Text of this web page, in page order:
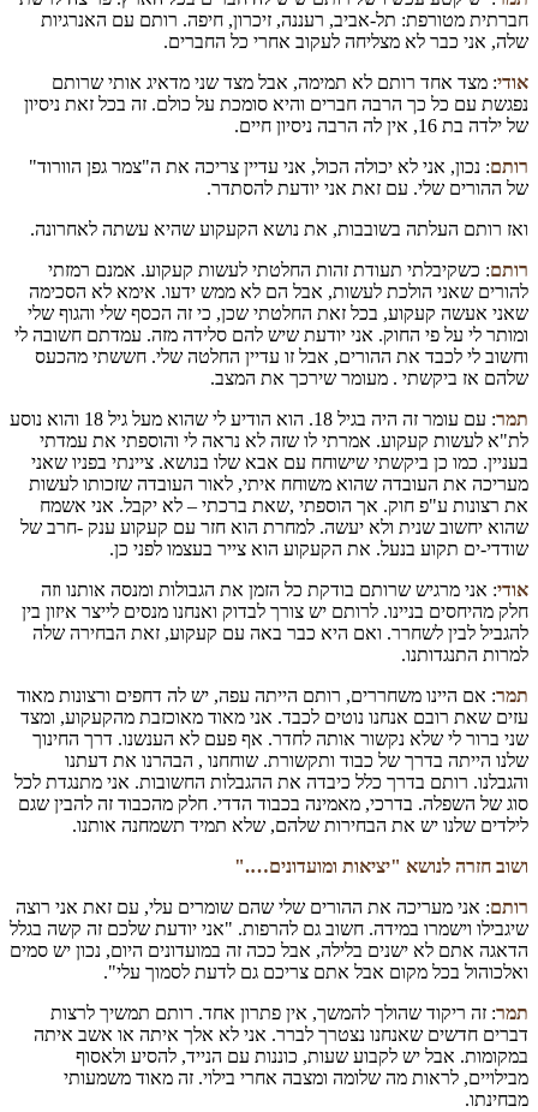
חברתית מטורפת: תל-אביב, רעננה, זיכרון, חיפה. רותם עם האנרגיות
שלה, אני כבר לא מצליחה לעקוב אחרי כל החברים.
אודי: מצד אחד רותם לא תמימה, אבל מצד שני מדאיג אותי שרותם
נפגשת עם כל כך הרבה חברים והיא סומכת על כולם. זה בכל זאת ניסיון
של ילדה בת 16, אין לה הרבה ניסיון חיים.
רותם: נכון, אני לא יכולה הכול, אני עדיין צריכה את ה"צמר גפן הוורוד"
של ההורים שלי. עם זאת אני יודעת להסתדר.
ואז רותם העלתה בשובבות, את נושא הקעקוע שהיא עשתה לאחרונה.
רותם: כשקיבלתי תעודת זהות החלטתי לעשות קעקוע. אמנם רמזתי
להורים שאני הולכת לעשות, אבל הם לא ממש ידעו. אימא לא הסכימה
שאני אעשה קעקוע, בכל זאת החלטתי שכן, כי זה הכסף שלי והגוף שלי
ומותר לי על פי החוק. אני יודעת שיש להם סלידה מזה. עמדתם חשובה לי
וחשוב לי לכבד את ההורים, אבל זו עדיין החלטה שלי. חששתי מהכעס
שלהם אז ביקשתי . מעומר שירכך את המצב.
תמר
: עם עומר זה היה בגיל 18. הוא הודיע לי שהוא מעל גיל 18 והוא נוסע
לת"א לעשות קעקוע. אמרתי לו שזה לא נראה לי והוספתי את עמדתי
בעניין. כמו כן ביקשתי שישוחח עם אבא שלו בנושא. ציינתי בפניו שאני
מעריכה את העובדה שהוא משוחח איתי, לאור העובדה שזכותו לעשות
את רצונות ע"פ חוק. אך הוספתי ,שאת ברכתי – לא יקבל. אני אשמח
שהוא יחשוב שנית ולא יעשה. למחרת הוא חזר עם קעקוע ענק -חרב של
שודדי-ים תקוע בנעל. את הקעקוע הוא צייר בעצמו לפני כן.
אודי: אני מרגיש שרותם בודקת כל הזמן את הגבולות ומנסה אותנו וזה
חלק מהיחסים בניינו. לרותם יש צורך לבדוק ואנחנו מנסים לייצר איזון בין
להגביל לבין לשחרר. ואם היא כבר באה עם קעקוע, זאת הבחירה שלה
למרות התנגדותנו.
תמר: אם היינו משחררים, רותם הייתה עפה, יש לה דחפים ורצונות מאוד
עזים שאת רובם אנחנו נוטים לכבד. אני מאוד מאוכזבת מהקעקוע, ומצד
שני ברור לי שלא נקשור אותה לחדר. אף פעם לא הענשנו. דרך החינוך
שלנו הייתה בדרך של כבוד ותקשורת. שוחחנו , הבהרנו את דעתנו
והגבלנו. רותם בדרך כלל כיבדה את ההגבלות החשובות. אני מתנגדת לכל
סוג של השפלה. בדרכי, מאמינה בכבוד הדדי. חלק מהכבוד זה להבין שגם
לילדים שלנו יש את הבחירות שלהם, שלא תמיד תשמחנה אותנו.
ושוב חזרה לנושא "יציאות ומועדונים…."
רותם: אני מעריכה את ההורים שלי שהם שומרים עלי, עם זאת אני רוצה
שיגבילו וישמרו במידה. חשוב גם להרפות. "אני יודעת שלכם זה קשה בגלל
הדאגה אתם לא ישנים בלילה, אבל ככה זה במועדונים היום, נכון יש סמים
ואלכוהול בכל מקום אבל אתם צריכם גם לדעת לסמוך עלי".
תמר: זה ריקוד שהולך להמשך, אין פתרון אחד. רותם תמשיך לרצות
דברים חדשים שאנחנו נצטרך לברר. אני לא אלך איתה או אשב איתה
במקומות. אבל יש לקבוע שעות, כוננות עם הנייד, להסיע ולאסוף
מבילויים, לראות מה שלומה ומצבה אחרי בילוי. זה מאוד משמעותי
מבחינתו.